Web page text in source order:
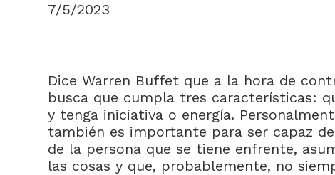
7/5/2023
Dice Warren Buffet que a la hora de
busca que cumpla tres características:
y tenga iniciativa o energía.
también es importante para ser capaz
de la persona que se tiene enfrente,
las cosas y que, probablemente, no